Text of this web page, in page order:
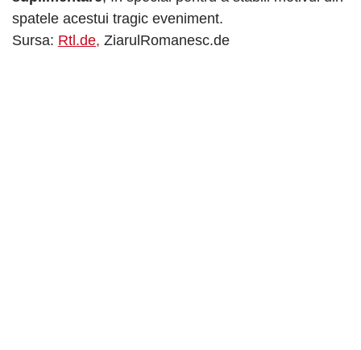
spatele acestui tragic eveniment.
Sursa: Rtl.de, ZiarulRomanesc.de